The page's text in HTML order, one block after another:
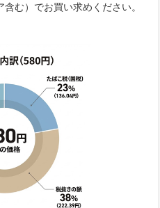
む）でお買い求めください。